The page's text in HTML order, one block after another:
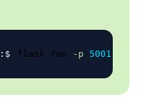
flask run -p 5001